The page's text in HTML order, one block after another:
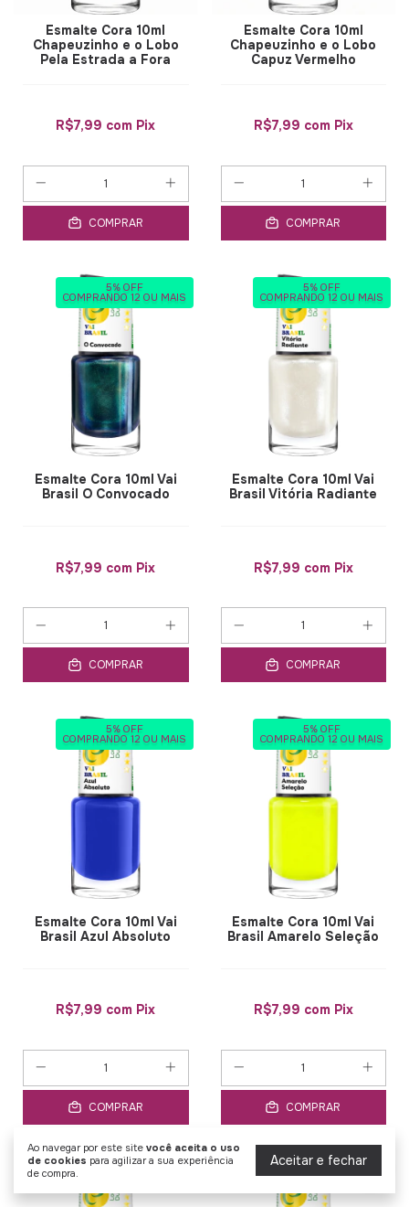
Ao navegar por este site você aceita o uso
de cookies para agilizar a sua experiência
de compra.
Aceitar e fechar
Esmalte Cora 10ml
Chapeuzinho e o Lobo
Pela Estrada a Fora
R$7,99 com Pix
COMPRAR
Esmalte Cora 10ml
Chapeuzinho e o Lobo
Capuz Vermelho
R$7,99 com Pix
COMPRAR
5% OFF
COMPRANDO 12 OU MAIS
Esmalte Cora 10ml Vai
Brasil O Convocado
R$7,99 com Pix
COMPRAR
5% OFF
COMPRANDO 12 OU MAIS
Esmalte Cora 10ml Vai
Brasil Vitória Radiante
R$7,99 com Pix
COMPRAR
5% OFF
COMPRANDO 12 OU MAIS
Esmalte Cora 10ml Vai
Brasil Azul Absoluto
R$7,99 com Pix
COMPRAR
5% OFF
COMPRANDO 12 OU MAIS
Esmalte Cora 10ml Vai
Brasil Amarelo Seleção
R$7,99 com Pix
COMPRAR
5% OFF
COMPRANDO 12 OU MAIS